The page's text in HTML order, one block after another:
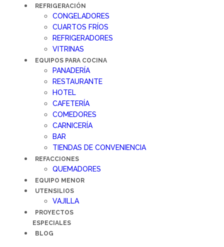
REFRIGERACIÓN
CONGELADORES
CUARTOS FRÍOS
REFRIGERADORES
VITRINAS
EQUIPOS PARA COCINA
PANADERÍA
RESTAURANTE
HOTEL
CAFETERÍA
COMEDORES
CARNICERÍA
BAR
TIENDAS DE CONVENIENCIA
REFACCIONES
QUEMADORES
EQUIPO MENOR
UTENSILIOS
VAJILLA
PROYECTOS
ESPECIALES
BLOG